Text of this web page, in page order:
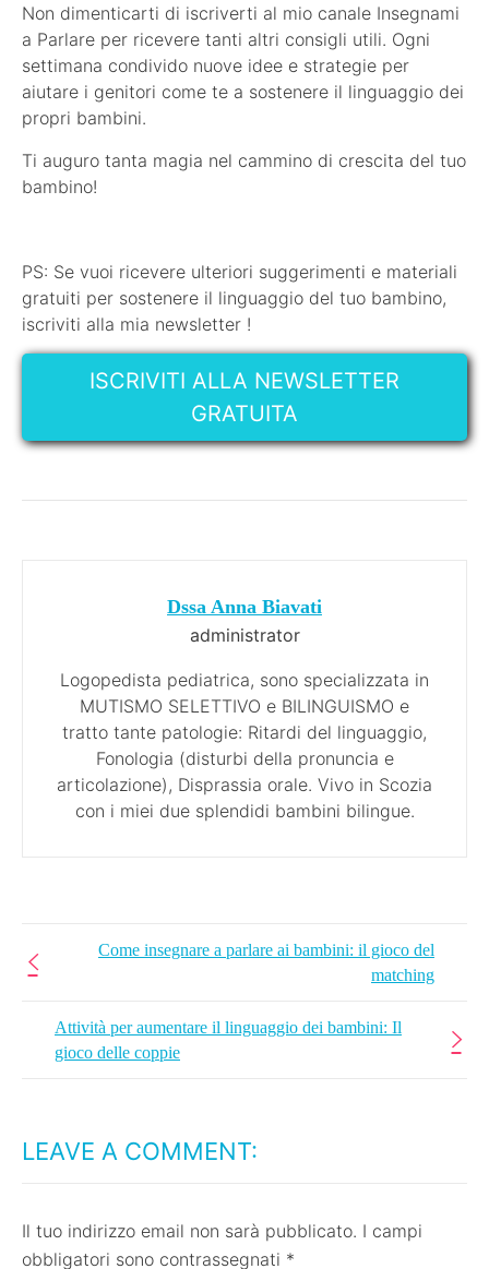
Non dimenticarti di iscriverti al mio canale Insegnami
a Parlare per ricevere tanti altri consigli utili. Ogni
settimana condivido nuove idee e strategie per
aiutare i genitori come te a sostenere il linguaggio dei
propri bambini.
Ti auguro tanta magia nel cammino di crescita del tuo
bambino!
PS: Se vuoi ricevere ulteriori suggerimenti e materiali
gratuiti per sostenere il linguaggio del tuo bambino,
iscriviti alla mia newsletter !
ISCRIVITI ALLA NEWSLETTER
GRATUITA
Dssa Anna Biavati
administrator
Logopedista pediatrica, sono specializzata in
MUTISMO SELETTIVO e BILINGUISMO e
tratto tante patologie: Ritardi del linguaggio,
Fonologia (disturbi della pronuncia e
articolazione), Disprassia orale. Vivo in Scozia
con i miei due splendidi bambini bilingue.
Attività per aumentare il linguaggio dei bambini: Il
gioco delle coppie
Come insegnare a parlare ai bambini: il gioco del
matching
LEAVE A COMMENT:
Il tuo indirizzo email non sarà pubblicato. I campi
obbligatori sono contrassegnati *